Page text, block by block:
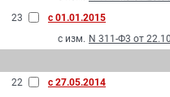
23
с 01.01.2015
с изм. N 311-Ф3 от
22
с 27.05.2014